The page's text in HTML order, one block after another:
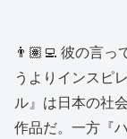
👨🏽‍💻 彼の言っ
うよりインスピ
ル』は日本の社
作品だ。一方『